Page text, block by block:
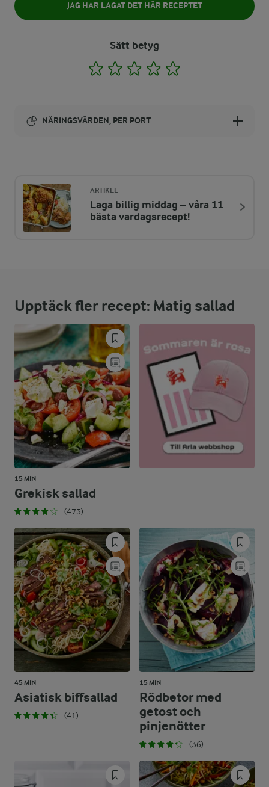
JAG HAR LAGAT DET HÄR RECEPTET
Sätt betyg
1 2 3 4
NÄRINGSVÄRDEN, PER PORT
ENERGIDISTRIBUTION %
NÄRINGSVÄRDEN PER PORT
Fett:
80,6 %
38,4 g
Kolhydrater:
7,9 %
8,2 g
ARTIKEL
Laga billig middag – våra 11
bästa vardagsrecept!
Upptäck fler recept: Matig sallad
15 MIN
Grekisk sallad
(473)
45 MIN
Asiatisk biffsallad
(41)
15 MIN
Rödbetor med
getost och
pinjenötter
(36)